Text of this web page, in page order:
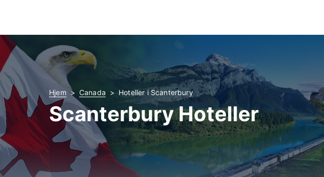
Hjem Canada Hoteller i Scanterbury
Scanterbury Hoteller